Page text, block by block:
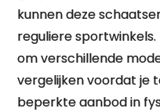
kunnen deze
reguliere
om verschillende
vergelijken voordat je
beperkte aanbod in